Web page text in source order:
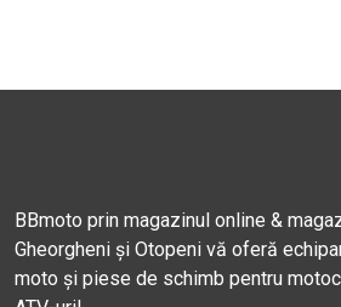
BBmoto prin magazinul online &
Gheorgheni și Otopeni vă oferă
moto și piese de schimb pentru